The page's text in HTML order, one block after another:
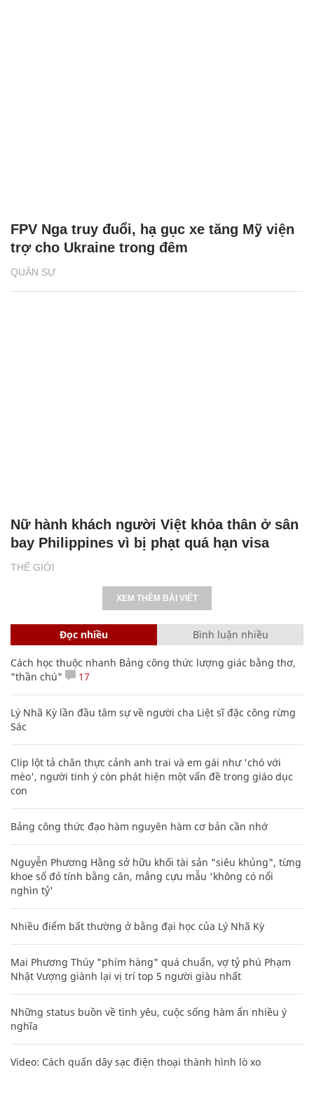
QUÂN SỰ
FPV Nga truy đuổi, hạ gục xe tăng Mỹ viện
trợ cho Ukraine trong đêm
THẾ GIỚI
Nữ hành khách người Việt khỏa thân ở sân
bay Philippines vì bị phạt quá hạn visa
XEM THÊM BÀI VIẾT
Đọc nhiều Bình luận nhiều
Cách học thuộc nhanh Bảng công thức lượng giác bằng thơ,
"thần chú"
17
Lý Nhã Kỳ lần đầu tâm sự về người cha Liệt sĩ đặc công rừng
Sác
Clip lột tả chân thực cảnh anh trai và em gái như 'chó với
mèo', người tinh ý còn phát hiện một vấn đề trong giáo dục
con
Bảng công thức đạo hàm nguyên hàm cơ bản cần nhớ
Nguyễn Phương Hằng sở hữu khối tài sản "siêu khủng", từng
khoe sổ đỏ tính bằng cân, mắng cựu mẫu 'không có nổi
nghìn tỷ'
Nhiều điểm bất thường ở bằng đại học của Lý Nhã Kỳ
Mai Phương Thúy "phím hàng" quá chuẩn, vợ tỷ phú Phạm
Nhật Vượng giành lại vị trí top 5 người giàu nhất
Những status buồn về tình yêu, cuộc sống hàm ẩn nhiều ý
nghĩa
Video: Cách quấn dây sạc điện thoại thành hình lò xo